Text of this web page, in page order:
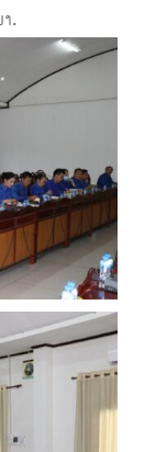
.